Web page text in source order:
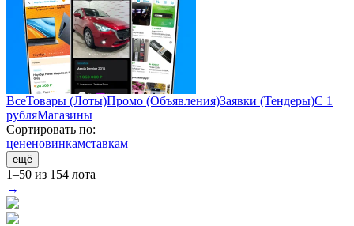
ВсеТовары (Лоты)Промо (Объявления)Заявки (Тендеры)С 1
рубляМагазины
Сортировать по:
цененовинкамставкам
ещё
1–50 из 154 лота
→